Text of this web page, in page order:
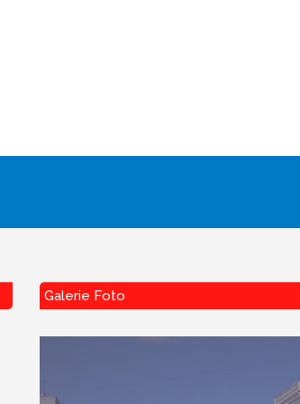
Galerie Foto